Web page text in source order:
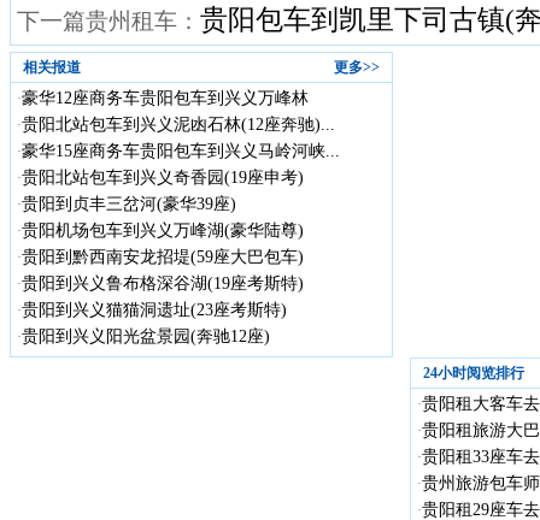
下一篇贵州租车： 贵阳包车到凯里下司古镇(
更多>>
相关报道
·豪华12座商务车贵阳包车到兴义万峰林
·贵阳北站包车到兴义泥凼石林(12座奔驰)...
·豪华15座商务车贵阳包车到兴义马岭河峡...
·贵阳北站包车到兴义奇香园(19座申考)
·贵阳到贞丰三岔河(豪华39座)
·贵阳机场包车到兴义万峰湖(豪华陆尊)
·贵阳到黔西南安龙招堤(59座大巴包车)
·贵阳到兴义鲁布格深谷湖(19座考斯特)
·贵阳到兴义猫猫洞遗址(23座考斯特)
·贵阳到兴义阳光盆景园(奔驰12座)
24小时阅览排行
·贵阳租大客车
·贵阳租旅游大
·贵阳租33座车
·贵州旅游包车
·贵阳租29座车